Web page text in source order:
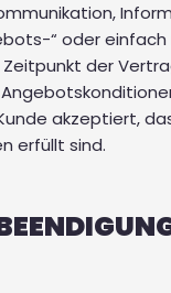
“ oder
der
akzeptiert,
erfüllt sind.